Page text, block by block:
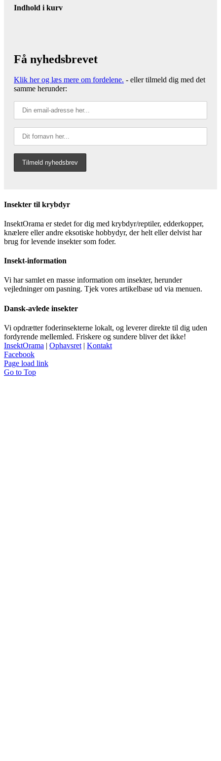
Indhold i kurv
Få nyhedsbrevet
Klik her og læs mere om fordelene. - eller tilmeld dig med det
samme herunder:
Insekter til krybdyr
InsektOrama er stedet for dig med krybdyr/reptiler, edderkopper,
knælere eller andre eksotiske hobbydyr, der helt eller delvist har
brug for levende insekter som foder.
Insekt-information
Vi har samlet en masse information om insekter, herunder
vejledninger om pasning. Tjek vores artikelbase ud via menuen.
Dansk-avlede insekter
Vi opdrætter foderinsekterne lokalt, og leverer direkte til dig uden
fordyrende mellemled. Friskere og sundere bliver det ikke!
InsektOrama | Ophavsret | Kontakt
Facebook
Page load link
Go to Top